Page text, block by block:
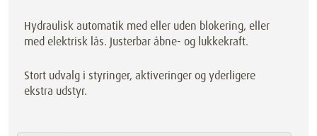
Hydraulisk automatik med eller uden blokering, eller
med elektrisk lås. Justerbar åbne- og lukkekraft.
Stort udvalg i styringer, aktiveringer og yderligere
ekstra udstyr.